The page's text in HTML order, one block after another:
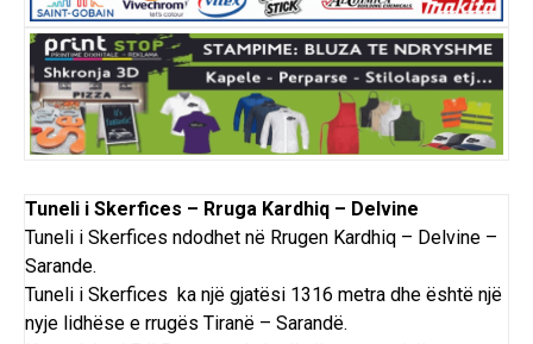
Tuneli i Skerfices – Rruga Kardhiq – Delvine
Tuneli i Skerfices ndodhet në Rrugen Kardhiq – Delvine –
Sarande.
Tuneli i Skerfices ka një gjatësi 1316 metra dhe është një
nyje lidhëse e rrugës Tiranë – Sarandë.